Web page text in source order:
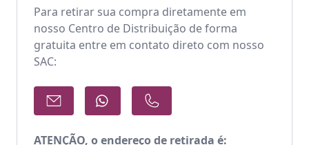
Para retirar sua compra diretamente em
nosso Centro de Distribuição de forma
gratuita entre em contato direto com nosso
SAC:
ATENÇÃO, o endereço de retirada é: